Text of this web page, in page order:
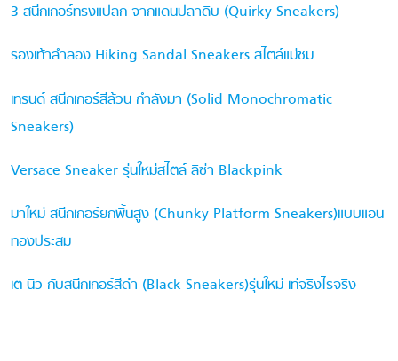
3 สนีกเกอร์ทรงแปลก จากแดนปลาดิบ (Quirky Sneakers)
รองเท้าลำลอง Hiking Sandal Sneakers สไตล์แม่ชม
เทรนด์ สนีกเกอร์สีล้วน กำลังมา (Solid Monochromatic
Sneakers)
Versace Sneaker รุ่นใหม่สไตล์ ลิซ่า Blackpink
มาใหม่ สนีกเกอร์ยกพื้นสูง (Chunky Platform Sneakers)แบบแอน
ทองประสม
เต นิว กับสนีกเกอร์สีดำ (Black Sneakers)รุ่นใหม่ เท่จริงไรจริง